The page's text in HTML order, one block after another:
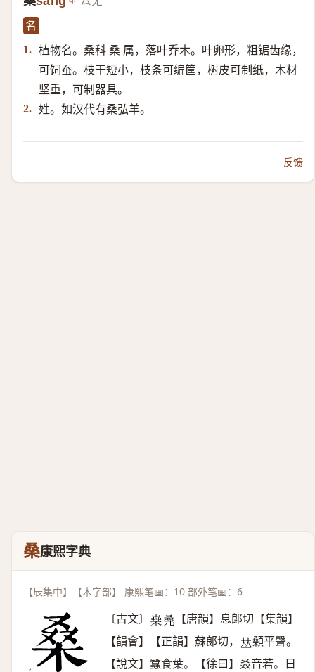
名
1. 植物名。桑科 桑 属，落叶乔木。叶卵形，粗锯齿缘，
可饲蚕。枝干短小，枝条可编筐，树皮可制纸，木材
坚重，可制器具。
2. 姓。如汉代有桑弘羊。
反馈
桑康熙字典
【辰集中】【木字部】 康熙笔画：10 部外笔画：6
〔古文〕 𣕐 𠭌
【唐韻】息郞切【集韻】
【韻會】【正韻】蘇郞切， 𠀤顙平聲。
【說文】蠶食葉。【徐曰】叒音若。日